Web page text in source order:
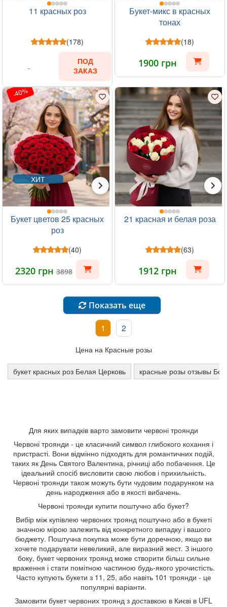
11 красных роз
(178)
ПОД
ЗАКАЗ
Букет-микс в красных
тонах
(18)
1900 грн
-40%
ХИТ
Букет цветов 25 красных
роз
(40)
2320 грн3898
21 красная и белая роза
(63)
1912 грн
Показать еще
1 2
Цена на Красные розы
букет красных роз Белая Церковь красные розы отзывы
Для яких випадків варто замовити червоні троянди
Червоні троянди - це класичний символ глибокого кохання і
пристрасті. Вони відмінно підходять для романтичних подій,
таких як День Святого Валентина, річниці або побачення. Це
ідеальний спосіб висловити свою любов і прихильність.
Червоні троянди також можуть бути чудовим подарунком на
день народження або в якості вибачень.
Червоні троянди купити поштучно або букет?
Вибір між купівлею червоних троянд поштучно або в букеті
значною мірою залежить від конкретного випадку і вашого
бюджету. Поштучна покупка може бути доречною, якщо ви
хочете подарувати невеликий, але виразний жест. З іншого
боку, букет червоних троянд може створити більш сильне
враження і стати помітною частиною будь-якого урочистість.
Часто купують букети з 11, 25, або навіть 101 троянди - це
популярні варіанти.
Замовити букет червоних троянд з доставкою в Києві в UFL